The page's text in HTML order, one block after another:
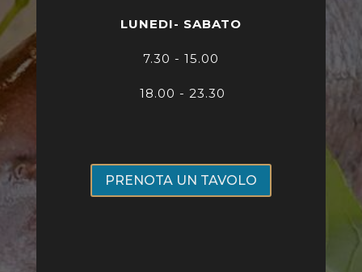
LUNEDI- SABATO
7.30 - 15.00
18.00 - 23.30
PRENOTA UN TAVOLO